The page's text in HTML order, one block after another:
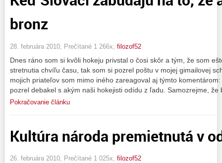
bronz
28. februára 2010, Prečítané 1 266x, filozof52
Dnes ráno som si kvôli hokeju privstal o čosi skôr a tým, že som
stretnutia chvíľu času, tak som si pozrel poštu v mojej gimailovej
mojich priateľov som mimo iného zareagoval aj týmto
pozrel debakel s akým naši hokejisti odídu z ľadu. Samozrejme,
Pokračovanie článku
Kultúra národa premietnutá v
26. februára 2010, Prečítané 1 025x, filozof52